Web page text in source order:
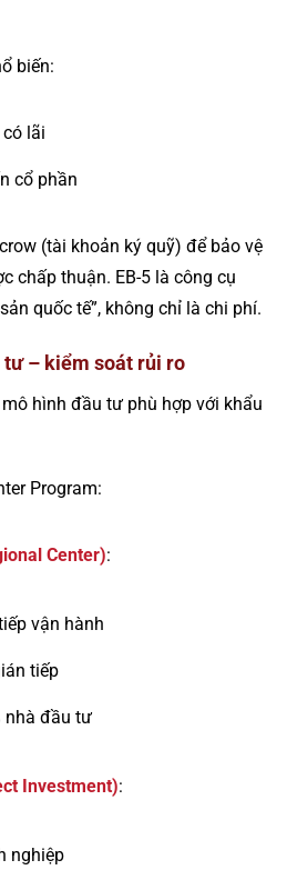
biến:
lãi
cổ phần
(tài khoản ký quỹ) để bảo vệ
chấp thuận. EB-5 là công cụ
quốc tế”, không chỉ là chi phí.
– kiểm soát rủi ro
hình đầu tư phù hợp với khẩu
Program:
Center):
vận hành
tiếp
nhà đầu tư
Investment):
nghiệp